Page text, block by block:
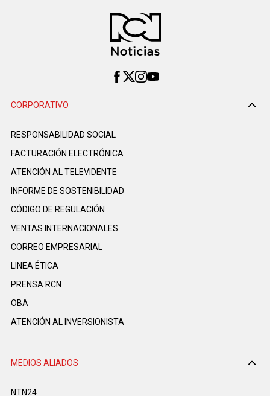
CORPORATIVO
RESPONSABILIDAD SOCIAL
FACTURACIÓN ELECTRÓNICA
ATENCIÓN AL TELEVIDENTE
INFORME DE SOSTENIBILIDAD
CÓDIGO DE REGULACIÓN
VENTAS INTERNACIONALES
CORREO EMPRESARIAL
LINEA ÉTICA
PRENSA RCN
OBA
ATENCIÓN AL INVERSIONISTA
MEDIOS ALIADOS
NTN24